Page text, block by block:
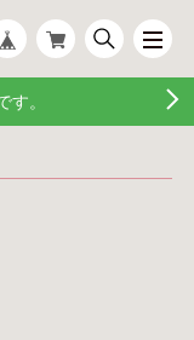
す。